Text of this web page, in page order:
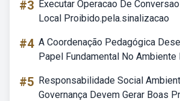
#3 Executar Operacao De
Local Proibido.pela.sinalizacao
#4 A Coordenação Pedagógica
Papel Fundamental No Ambiente
#5 Responsabilidade Social
Governança Devem Gerar Boas